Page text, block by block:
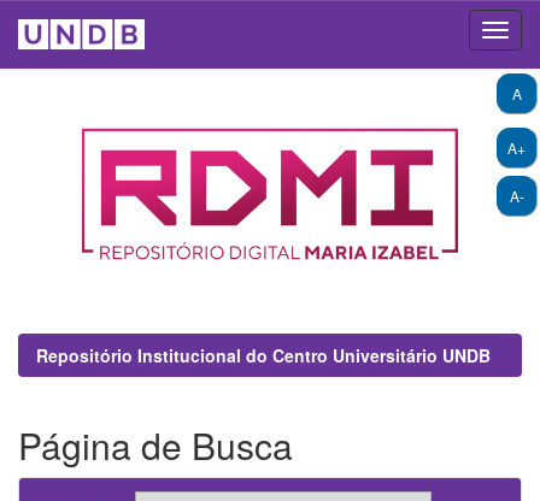
A+
A-
A
Repositório Institucional do Centro Universitário UNDB
Página de Busca